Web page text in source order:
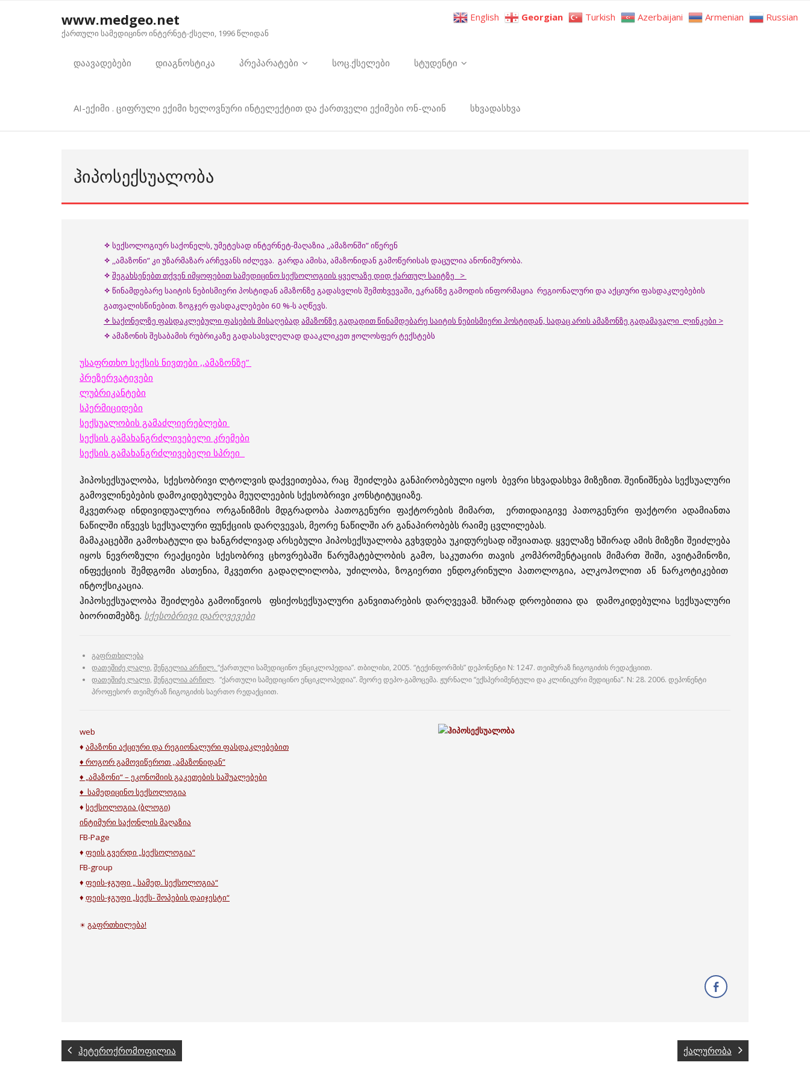
www.medgeo.net
ქართული სამედიცინო ინტერნეტ-ქსელი, 1996 წლიდან
დაავადებები დიაგნოსტიკა პრეპარატები სოც.ქსელები სტუდენტი
AI-ექიმი . ციფრული ექიმი ხელოვნური ინტელექტით და ქართველი ექიმები ონ-ლაინ სხვადასხვა
ᲰᲘᲞᲝᲡᲔᲥᲡᲣᲐᲚᲝᲑᲐ
✧ სექსოლოგიურ საქონელს, უმეტესად ინტერნეტ-მაღაზია ,,ამაზონში” იწერენ
✧ ,,ამაზონი” კი უზარმაზარ არჩევანს იძლევა. გარდა ამისა, ამაზონიდან გამოწერისას დაცულია ანონიმურობა.
✧ შეგახსენებთ თქვენ იმყოფებით სამედიცინო სექსოლოგიის ყველაზე დიდ ქართულ საიტზე >
✧ წინამდებარე საიტის ნებისმიერი პოსტიდან ამაზონზე გადასვლის შემთხვევაში, ეკრანზე გამოდის ინფორმაცია რეგიონალური და აქციური ფასდაკლებების
გათვალისწინებით. ზოგჯერ ფასდაკლებები 60 %-ს აღწევს.
✧ საქონელზე ფასდაკლებული ფასების მისაღებად ამაზონზე გადადით წინამდებარე საიტის ნებისმიერი პოსტიდან, სადაც არის ამაზონზე გადამავალი ლინკები >
✧ ამაზონის შესაბამის რუბრიკაზე გადასასვლელად დააკლიკეთ ჟოლოსფერ ტექსტებს
უსაფრთხო სექსის ნივთები ,,ამაზონზე”
პრეზერვატივები
ლუბრიკანტები
სპერმიციდები
სექსუალობის გამაძლიერებლები
სექსის გამახანგრძლივებელი კრემები
სექსის გამახანგრძლივებელი სპრეი
ჰიპოსექსუალობა, სქესობრივი ლტოლვის დაქვეითებაა, რაც შეიძლება განპირობებული იყოს ბევრი სხვადასხვა მიზეზით. შეინიშნება სექსუალური
გამოვლინებების დამოკიდებულება მეუღლეების სქესობრივი კონსტიტუციაზე.
მკვეთრად ინდივიდუალურია ორგანიზმის მდგრადობა პათოგენური ფაქტორების მიმართ, ერთიდაიგივე პათოგენური ფაქტორი ადამიანთა
ნაწილში იწვევს სექსუალური ფუნქციის დარღვევას, მეორე ნაწილში არ განაპირობებს რაიმე ცვლილებას.
მამაკაცებში გამოხატული და ხანგრძლივად არსებული ჰიპოსექსუალობა გვხვდება უკიდურესად იშვიათად. ყველაზე ხშირად ამის მიზეზი შეიძლება
იყოს ნევროზული რეაქციები სქესობრივ ცხოვრებაში წარუმატებლობის გამო, საკუთარი თავის კომპრომენტაციის მიმართ შიში, ავიტამინოზი,
ინფექციის შემდგომი ასთენია, მკვეთრი გადაღლილობა, უძილობა, ზოგიერთი ენდოკრინული პათოლოგია, ალკოჰოლით ან ნარკოტიკებით
ინტოქსიკაცია.
ჰიპოსექსუალობა შეიძლება გამოიწვიოს ფსიქოსექსუალური განვითარების დარღვევამ. ხშირად დროებითია და დამოკიდებულია სექსუალური
ბიორითმებზე. სქესობრივი დარღვევები
გაფრთხილება
დათეშიძე ლალი, შენგელია არჩილ. “ქართული სამედიცინო ენციკლოპედია”. თბილისი, 2005. “ტექინფორმის” დეპონენტი N: 1247. თეიმურაზ ჩიგოგიძის რედაქციით.
დათეშიძე ლალი, შენგელია არჩილ. “ქართული სამედიცინო ენციკლოპედია”. მეორე დეპო-გამოცემა. ჟურნალი “ექსპერიმენტული და კლინიკური მედიცინა”. N: 28. 2006. დეპონენტი
პროფესორ თეიმურაზ ჩიგოგიძის საერთო რედაქციით.
web
♦ ამაზონი აქციური და რეგიონალური ფასდაკლებებით
♦ როგორ გამოვიწეროთ ,,ამაზონიდან”
♦ „ამაზონი“ – ეკონომიის გაკეთების საშუალებები
♦ სამედიცინო სექსოლოგია
♦ სექსოლოგია (ბლოგი)
ინტიმური საქონლის მაღაზია
FB-Page
♦ ფეის გვერდი „სექსოლოგია“
FB-group
♦ ფეის-ჯგუფი „ სამედ. სექსოლოგია“
♦ ფეის-ჯგუფი „სექს- შოპების დაიჯესტი“
☀ გაფრთხილება!
ჰეტეროქრომოფილია ქალურობა
English Georgian Turkish Azerbaijani Armenian Russian